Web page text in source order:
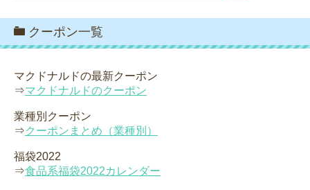
クーポン一覧
マクドナルドの最新クーポン
⇒マクドナルドのクーポン
業種別クーポン
⇒クーポンまとめ（業種別）
福袋2022
⇒食品系福袋2022カレンダー